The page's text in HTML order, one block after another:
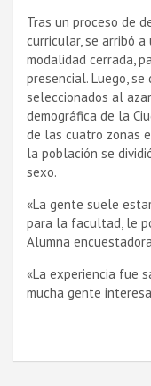
Tras un proceso de
curricular, se arribó
modalidad cerrada,
presencial. Luego,
seleccionados al
demográfica de la
de las cuatro zonas
la población se
sexo.
«La gente suele
para la facultad, le
Alumna encuestadora
«La experiencia fue
mucha gente